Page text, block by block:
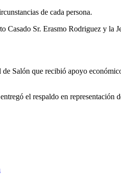
de cada persona.
Sr. Erasmo Rodriguez y
Salón que recibió apoyo
el respaldo en